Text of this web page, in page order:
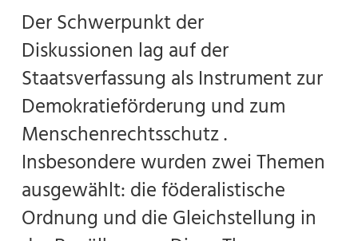
Der Schwerpunkt der
Diskussionen lag auf der
Staatsverfassung als Instrument zur
Demokratieförderung und zum
Menschenrechtsschutz .
Insbesondere wurden zwei Themen
ausgewählt: die föderalistische
Ordnung und die Gleichstellung in